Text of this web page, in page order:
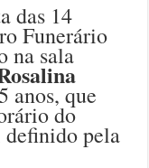
das 14
Funerário
na sala
anos, que
do
definido pela